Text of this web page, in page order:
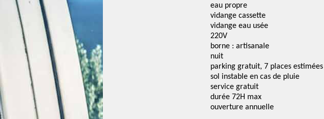
eau propre
vidange cassette
vidange eau usée
220V
borne : artisanale
nuit
parking gratuit, 7 places estimées
sol instable en cas de pluie
service gratuit
durée 72H max
ouverture annuelle